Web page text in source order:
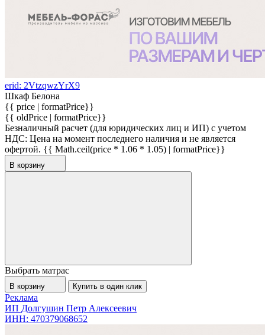
erid: 2VtzqwzYrX9
Шкаф Белона
{{ price | formatPrice}}
{{ oldPrice | formatPrice}}
Безналичный расчет (для юридических лиц и ИП) с учетом
НДС: Цена на момент последнего наличия и не является
офертой. {{ Math.ceil(price * 1.06 * 1.05) | formatPrice}}
В корзину
Выбрать матрас
В корзину Купить в один клик
Реклама
ИП Долгушин Петр Алексеевич
ИНН: 470379068652